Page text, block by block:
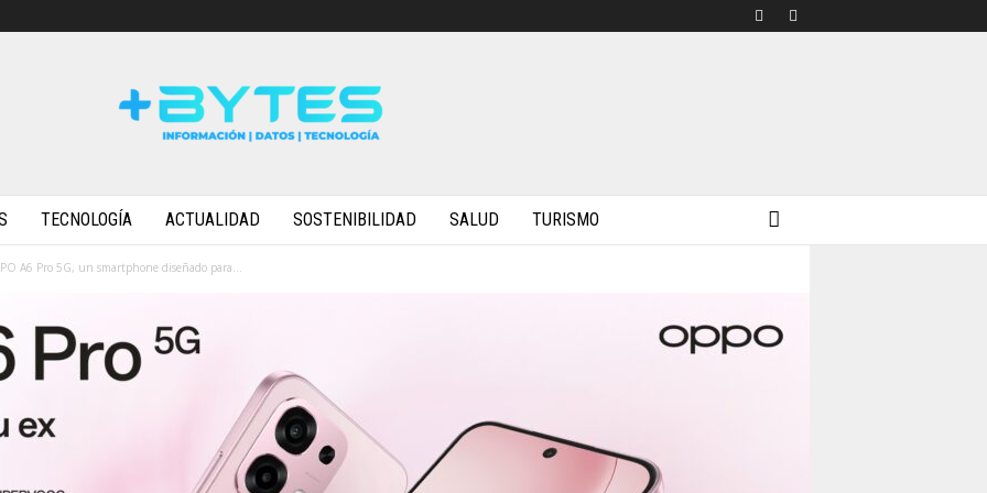
TECNOLOGÍA ACTUALIDAD SOSTENIBILIDAD SALUD TURISMO
A6 Pro 5G, un smartphone diseñado para...